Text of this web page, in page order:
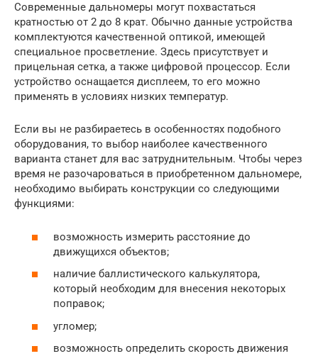
Современные дальномеры могут похвастаться
кратностью от 2 до 8 крат. Обычно данные устройства
комплектуются качественной оптикой, имеющей
специальное просветление. Здесь присутствует и
прицельная сетка, а также цифровой процессор. Если
устройство оснащается дисплеем, то его можно
применять в условиях низких температур.
Если вы не разбираетесь в особенностях подобного
оборудования, то выбор наиболее качественного
варианта станет для вас затруднительным. Чтобы через
время не разочароваться в приобретенном дальномере,
необходимо выбирать конструкции со следующими
функциями:
возможность измерить расстояние до
движущихся объектов;
наличие баллистического калькулятора,
который необходим для внесения некоторых
поправок;
угломер;
возможность определить скорость движения